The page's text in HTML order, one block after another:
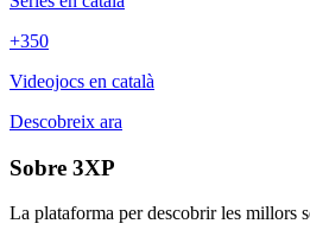
+350
Videojocs en català
Descobreix ara
Sobre 3XP
La plataforma per descobrir les millors